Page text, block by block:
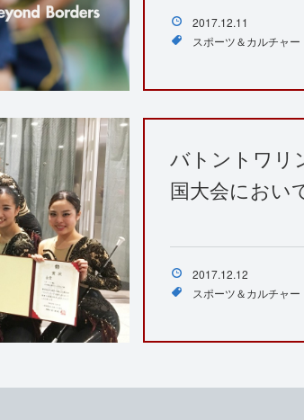
2017.12.11
スポーツ＆カルチャー
バトントワリ
国大会におい
2017.12.12
スポーツ＆カルチャー